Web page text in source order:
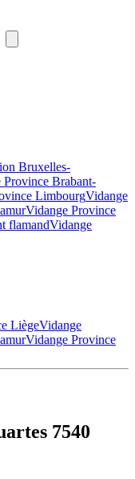
Bruxelles-
Province Brabant-
LimbourgVidange
Vidange Province
flamandVidange
LiègeVidange
Vidange Province
7540